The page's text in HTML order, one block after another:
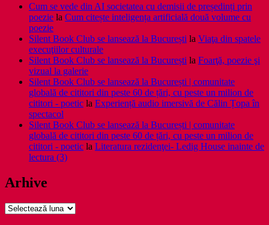
Cum se vede din AI societatea cu demisii de președinți prin
poezie la Cum citește inteligența artificială două volume cu
poezie
Silent Book Club se lansează la București la Viaţa din spatele
execuţiilor culturale
Silent Book Club se lansează la București la Foarţă, poezie şi
vizual la galerie
Silent Book Club se lansează la București | comunitate
globală de cititori din peste 60 de țări, cu peste un milion de
cititori - poetic la Experiență audio imersivă de Călin Țopa în
spectacol
Silent Book Club se lansează la București | comunitate
globală de cititori din peste 60 de țări, cu peste un milion de
cititori - poetic la Literatura rezidenţei- Ledig House inainte de
lectura (3)
Arhive
Arhive